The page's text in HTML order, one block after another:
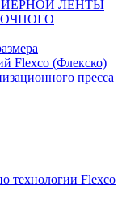
ЛЕНТЫ
Flexco (Флекско)
пресса
технологии Flexco